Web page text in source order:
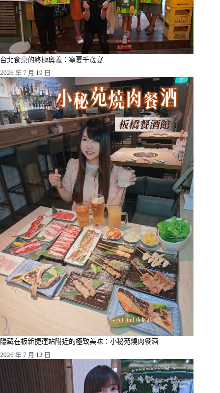
台北食桌的終極奧義：寧夏千歲宴
2026 年 7 月 19 日
隱藏在板新捷運站附近的極致美味：小秘苑燒肉餐酒
2026 年 7 月 12 日